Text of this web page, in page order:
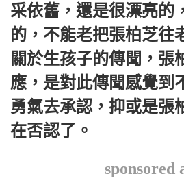
采依舊，還是很漂亮的
的，不能老把張柏芝往
關於生孩子的傳聞，張
應，是對此傳聞感覺到
勇氣去承認，抑或是張
在否認了。
sponsored